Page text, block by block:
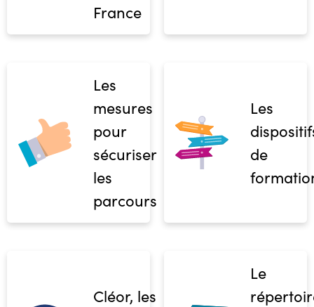
France
Les
mesures
pour
sécuriser
les
parcours
Les
de
Cléor, les
Le